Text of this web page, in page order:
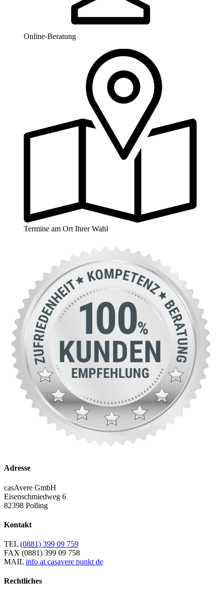
Online-Beratung
Termine am Ort Ihrer Wahl
Adresse
casAvere GmbH
Eisenschmiedweg 6
82398 Polling
Kontakt
TEL (0881) 399 09 759
FAX (0881) 399 09 758
MAIL info at casavere punkt de
Rechtliches